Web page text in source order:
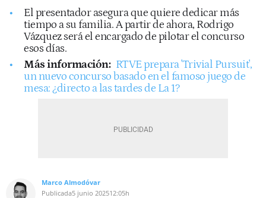
El presentador asegura que quiere dedicar más
tiempo a su familia. A partir de ahora, Rodrigo
Vázquez será el encargado de pilotar el concurso
esos días.
Más información: RTVE prepara 'Trivial Pursuit',
un nuevo concurso basado en el famoso juego de
mesa: ¿directo a las tardes de La 1?
Marco Almodóvar
Publicada5 junio 202512:05h